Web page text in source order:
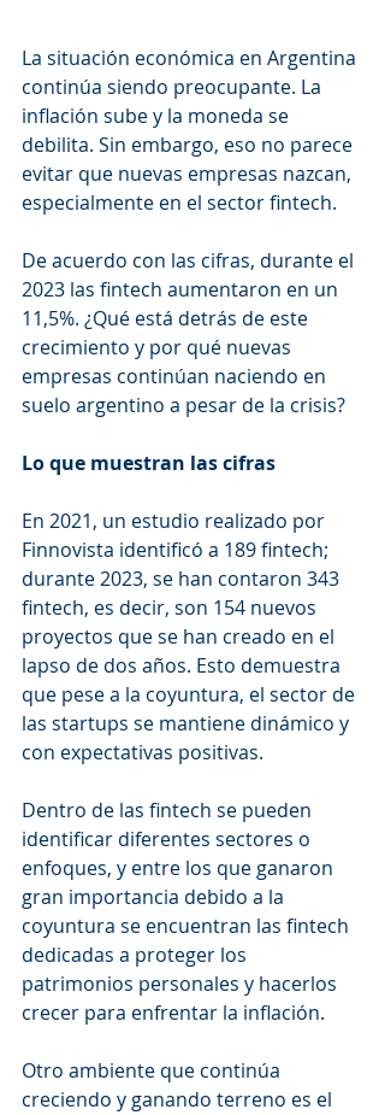
La situación económica en Argentina
continúa siendo preocupante. La
inflación sube y la moneda se
debilita. Sin embargo, eso no parece
evitar que nuevas empresas nazcan,
especialmente en el sector fintech.
De acuerdo con las cifras, durante el
2023 las fintech aumentaron en un
11,5%. ¿Qué está detrás de este
crecimiento y por qué nuevas
empresas continúan naciendo en
suelo argentino a pesar de la crisis?
Lo que muestran las cifras
En 2021, un estudio realizado por
Finnovista identificó a 189 fintech;
durante 2023, se han contaron 343
fintech, es decir, son 154 nuevos
proyectos que se han creado en el
lapso de dos años. Esto demuestra
que pese a la coyuntura, el sector de
las startups se mantiene dinámico y
con expectativas positivas.
Dentro de las fintech se pueden
identificar diferentes sectores o
enfoques, y entre los que ganaron
gran importancia debido a la
coyuntura se encuentran las fintech
dedicadas a proteger los
patrimonios personales y hacerlos
crecer para enfrentar la inflación.
Otro ambiente que continúa
creciendo y ganando terreno es el